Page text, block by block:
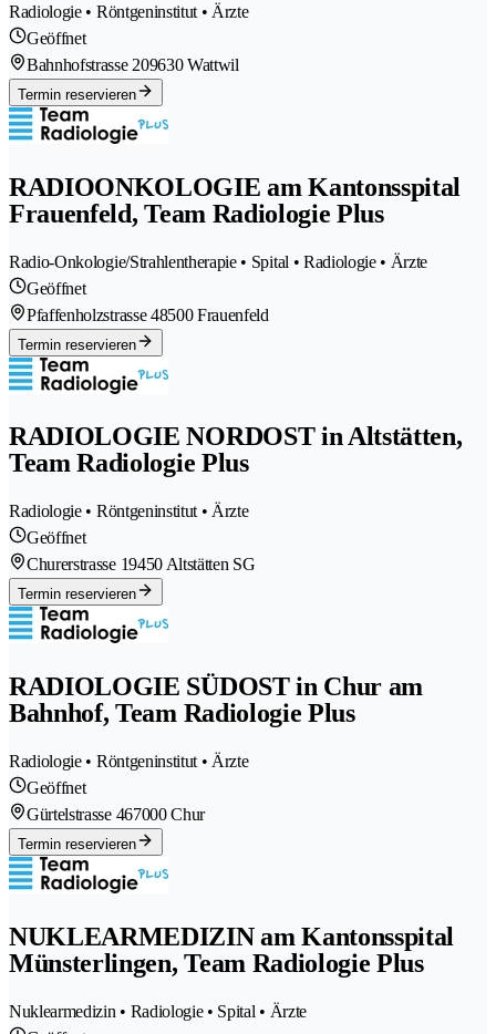
Radiologie • Röntgeninstitut • Ärzte
Geöffnet
Bahnhofstrasse 209630 Wattwil
Termin reservieren
RADIOONKOLOGIE am Kantonsspital
Frauenfeld, Team Radiologie Plus
Radio-Onkologie/Strahlentherapie • Spital • Radiologie • Ärzte
Geöffnet
Pfaffenholzstrasse 48500 Frauenfeld
Termin reservieren
RADIOLOGIE NORDOST in Altstätten,
Team Radiologie Plus
Radiologie • Röntgeninstitut • Ärzte
Geöffnet
Churerstrasse 19450 Altstätten SG
Termin reservieren
RADIOLOGIE SÜDOST in Chur am
Bahnhof, Team Radiologie Plus
Radiologie • Röntgeninstitut • Ärzte
Geöffnet
Gürtelstrasse 467000 Chur
Termin reservieren
NUKLEARMEDIZIN am Kantonsspital
Münsterlingen, Team Radiologie Plus
Nuklearmedizin • Radiologie • Spital • Ärzte